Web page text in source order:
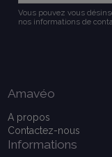
Vous pouvez vous
nos informations de
Amavéo
A propos
Contactez-nous
Informations